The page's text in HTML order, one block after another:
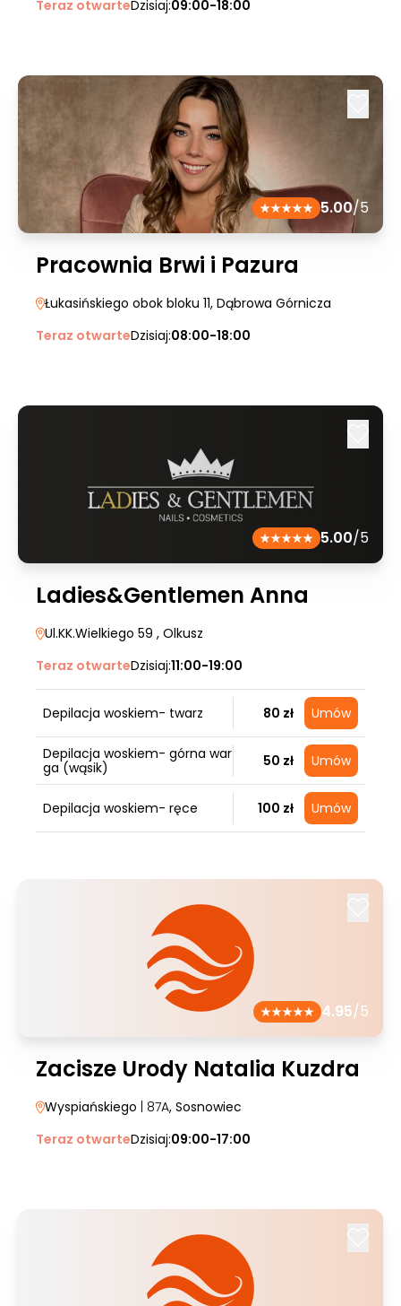
Teraz otwarteDzisiaj:09:00-18:00
5.00/5
Pracownia Brwi i Pazura
Łukasińskiego obok bloku 11, Dąbrowa Górnicza
Teraz otwarteDzisiaj:08:00-18:00
5.00/5
Ladies&Gentlemen Anna
Ul.KK.Wielkiego 59 , Olkusz
Teraz otwarteDzisiaj:11:00-19:00
Depilacja woskiem- twarz 80 zł Umów
Depilacja woskiem- górna war
ga (wąsik)
50 zł Umów
Depilacja woskiem- ręce 100 zł Umów
4.95/5
Zacisze Urody Natalia Kuzdra
Wyspiańskiego | 87A, Sosnowiec
Teraz otwarteDzisiaj:09:00-17:00